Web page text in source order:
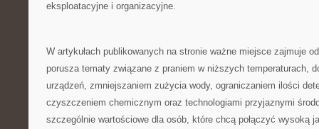
eksploatacyjne i organizacyjne.
W artykułach publikowanych na stronie ważne miejsce zajmuje
porusza tematy związane z praniem w niższych temperaturach,
urządzeń, zmniejszaniem zużycia wody, ograniczaniem ilości
czyszczeniem chemicznym oraz technologiami przyjaznymi
szczególnie wartościowe dla osób, które chcą połączyć wysoką